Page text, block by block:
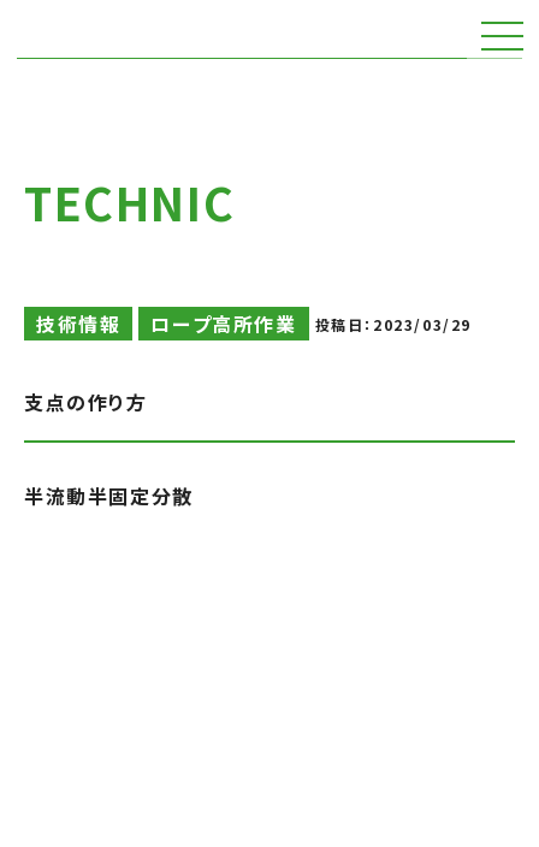
TECHNIC
技術情報 ロープ高所作業 投稿日： 2023/03/29
支点の作り方
半流動半固定分散